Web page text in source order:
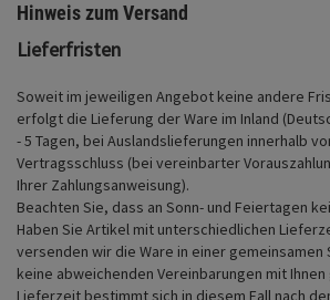
Hinweis zum Versand
Lieferfristen
Soweit im jeweiligen Angebot keine andere
erfolgt die Lieferung der Ware im Inland
- 5 Tagen, bei Auslandslieferungen innerhalb
Vertragsschluss (bei vereinbarter
Ihrer Zahlungsanweisung).
Beachten Sie, dass an Sonn- und Feiertagen
Haben Sie Artikel mit unterschiedlichen
versenden wir die Ware in einer
keine abweichenden Vereinbarungen mit
Lieferzeit bestimmt sich in diesem Fall nach